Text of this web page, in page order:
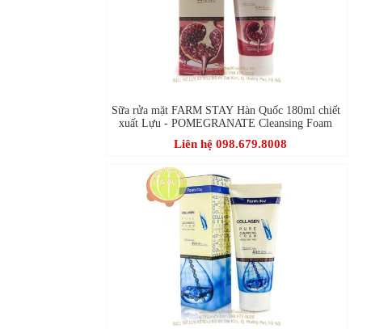
Sữa rửa mặt FARM STAY Hàn Quốc 180ml chiết
xuất Lựu - POMEGRANATE Cleansing Foam
Liên hệ 098.679.8008